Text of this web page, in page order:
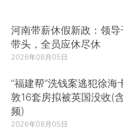
河南带薪休假新政：领导
带头，全员应休尽休
2026年08月05日
“福建帮”洗钱案逃犯徐海
敦16套房拟被英国没收(
频)
2026年08月05日